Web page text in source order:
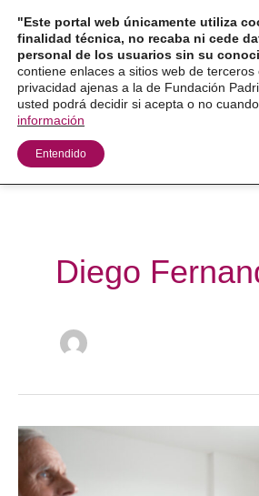
contenido
Diego
Boletín
"Este portal web únicamente utiliza
finalidad técnica, no recaba ni cede
personal de los usuarios sin su
contiene enlaces a sitios web de
privacidad ajenas a la de Fundación
usted podrá decidir si acepta o no
información
Entendido